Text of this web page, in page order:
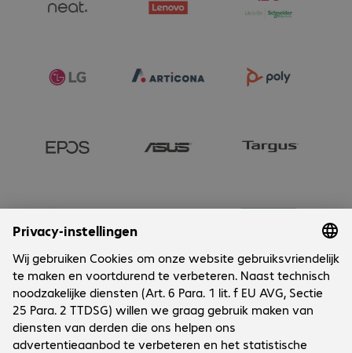
Onderneming